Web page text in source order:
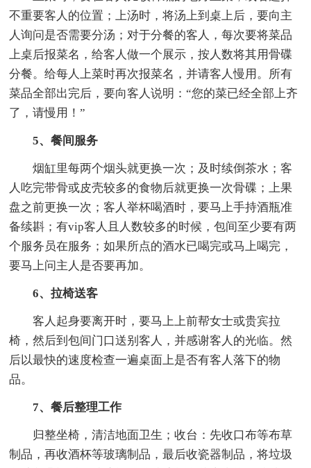
不重要客人的位置；上汤时，将汤上到桌上后，要向主
人询问是否需要分汤；对于分餐的客人，每次要将菜品
上桌后报菜名，给客人做一个展示，按人数将其用骨碟
分餐。给每人上菜时再次报菜名，并请客人慢用。所有
菜品全部出完后，要向客人说明：“您的菜已经全部上齐
了，请慢用！”
5、餐间服务
烟缸里每两个烟头就更换一次；及时续倒茶水；客
人吃完带骨或皮壳较多的食物后就更换一次骨碟；上果
盘之前更换一次；客人举杯喝酒时，要马上手持酒瓶准
备续斟；有vip客人且人数较多的时候，包间至少要有两
个服务员在服务；如果所点的酒水已喝完或马上喝完，
要马上问主人是否要再加。
6、拉椅送客
客人起身要离开时，要马上上前帮女士或贵宾拉
椅，然后到包间门口送别客人，并感谢客人的光临。然
后以最快的速度检查一遍桌面上是否有客人落下的物
品。
7、餐后整理工作
归整坐椅，清洁地面卫生；收台：先收口布等布草
制品，再收酒杯等玻璃制品，最后收瓷器制品，将垃圾